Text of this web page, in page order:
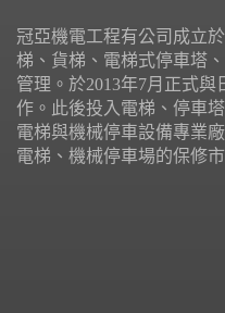
冠亞機電工程有公司成立
梯、貨梯、電梯式停車塔
管理。於2013年7月正式
作。此後投入電梯、停車
電梯與機械停車設備專業
電梯、機械停車場的保修市